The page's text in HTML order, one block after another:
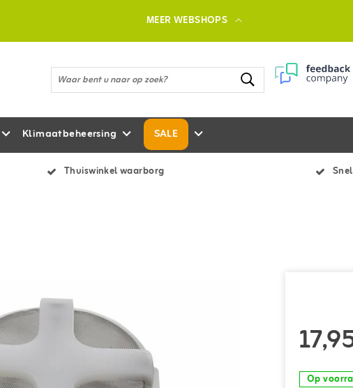
MEER WEBSHOPS
Klimaatbeheersing SALE
Thuiswinkel waarborg
Op